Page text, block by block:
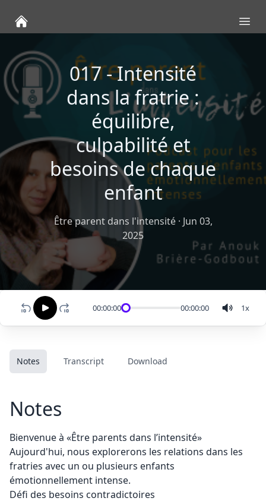
017 - Intensité
dans la fratrie :
équilibre,
culpabilité et
besoins de chaque
enfant
Être parent dans l'intensité· Jun 03,
2025
00:00:00 00:00:00 1x
Notes Transcript Download
Notes
Bienvenue à «Être parents dans l’intensité»
Aujourd'hui, nous explorerons les relations dans les
fratries avec un ou plusieurs enfants
émotionnellement intense.
Défi des besoins contradictoires